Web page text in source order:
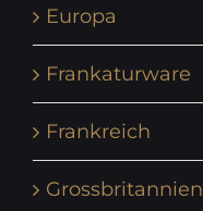
Europa
Frankaturware
Frankreich
Grossbritannien